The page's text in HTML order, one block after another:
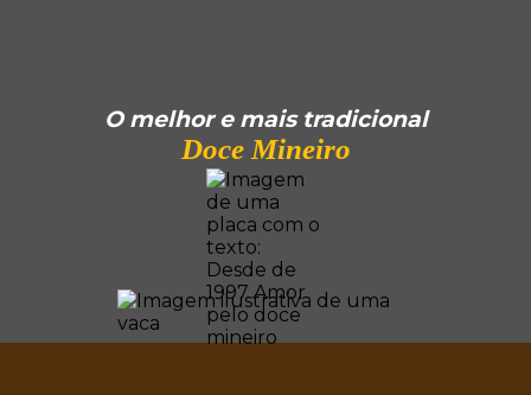
O melhor e mais tradicional
Doce Mineiro